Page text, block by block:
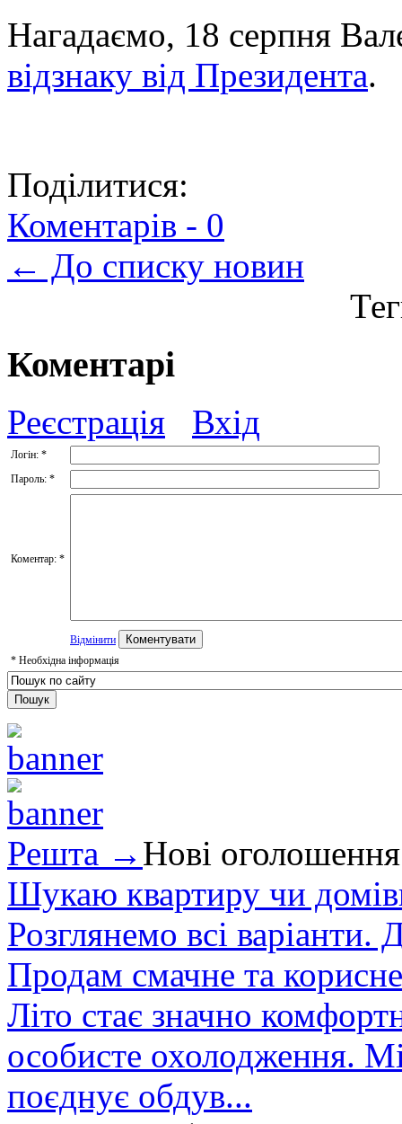
Нагадаємо, 18 серпня
відзнаку від Президента.
Поділитися:
Коментарів - 0
← До списку новин
Коментарі
Реєстрація Вхід
Логін: *
Пароль: *
Коментар: *
Відмінити
* Необхідна інформація
Решта → Нові оголошення
Шукаю квартиру чи
Розглянемо всі варіанти.
Продам смачне та
Літо стає значно
особисте охолодження.
поєднує обдув...